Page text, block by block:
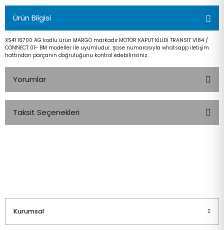
Ürün Bilgisi
XS41 16700 AG kodlu ürün MARGO markadır.MOTOR KAPUT KİLİDİ TRANSIT V184 /
CONNECT 01- BM modeller ile uyumludur. Şase numarasıyla whatsapp iletişim
hattından parçanın doğruluğunu kontrol edebilirisiniz.
Yorumlar
Taksit Seçenekleri
Kurumsal